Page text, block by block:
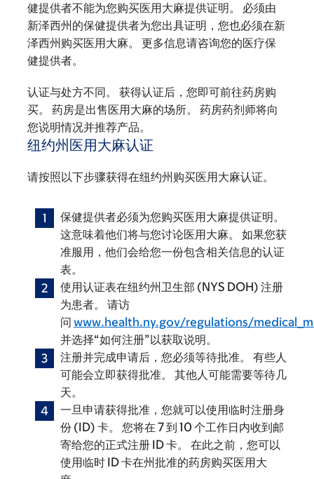
健提供者不能为您购买医用大麻提供证明。 必须由
新泽西州的保健提供者为您出具证明，您也必须在新
泽西州购买医用大麻。 更多信息请咨询您的医疗保
健提供者。
认证与处方不同。 获得认证后，您即可前往药房购
买。 药房是出售医用大麻的场所。 药房药剂师将向
您说明情况并推荐产品。
纽约州医用大麻认证
请按照以下步骤获得在纽约州购买医用大麻认证。
保健提供者必须为您购买医用大麻提供证明。
这意味着他们将与您讨论医用大麻。 如果您获
准服用，他们会给您一份包含相关信息的认证
表。
使用认证表在纽约州卫生部 (NYS DOH) 注册
为患者。 请访
问 www.health.ny.gov/regulations/
并选择“如何注册”以获取说明。
注册并完成申请后，您必须等待批准。 有些人
可能会立即获得批准。 其他人可能需要等待几
天。
一旦申请获得批准，您就可以使用临时注册身
份 (ID) 卡。 您将在 7 到 10 个工作日内收到邮
寄给您的正式注册 ID 卡。 在此之前，您可以
使用临时 ID 卡在州批准的药房购买医用大